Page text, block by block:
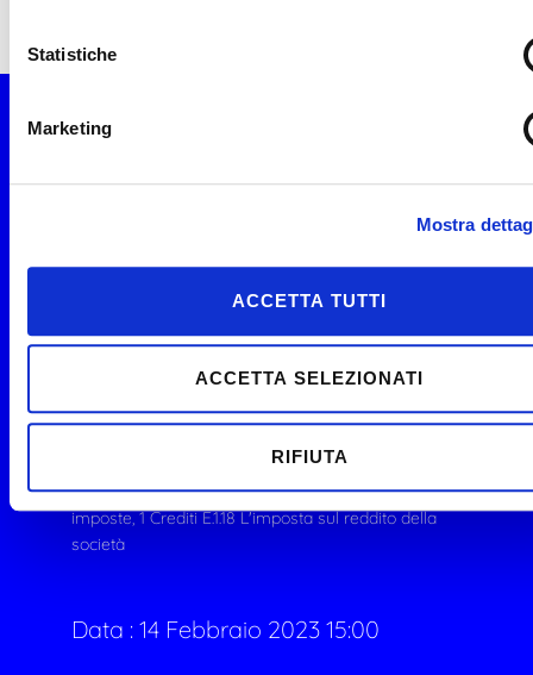
Statistiche
Marketing
Mostra
ACCETTA TUTTI
ACCETTA SELEZIONATI
RIFIUTA
Novità, Programmazione
Ordinaria
D.7.2 Imposte dirette, reddito dimpresa, IVA e IRAP
Consulenti del Lavoro 1 Crediti E.1.15 Rimborso delle
imposte, 1 Crediti E.1.18 L'imposta sul reddito della
società
Data : 14 Febbraio 2023 15:00